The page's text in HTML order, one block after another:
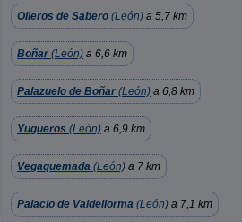
Olleros de Sabero (León) a 5,7 km
Boñar (León) a 6,6 km
Palazuelo de Boñar (León) a 6,8 km
Yugueros (León) a 6,9 km
Vegaquemada (León) a 7 km
Palacio de Valdellorma (León) a 7,1 km